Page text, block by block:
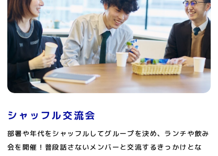
シャッフル交流会
部署や年代をシャッフルしてグループを決め、ランチや飲み
会を開催！普段話さないメンバーと交流するきっかけとな